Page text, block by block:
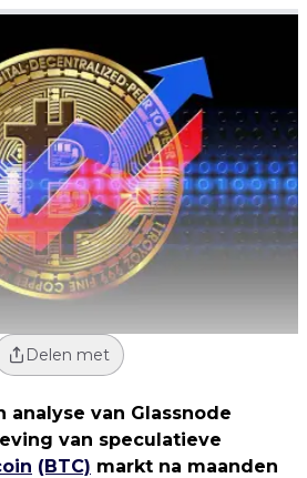
Delen met
analyse van Glassnode
van speculatieve
(BTC) markt na maanden